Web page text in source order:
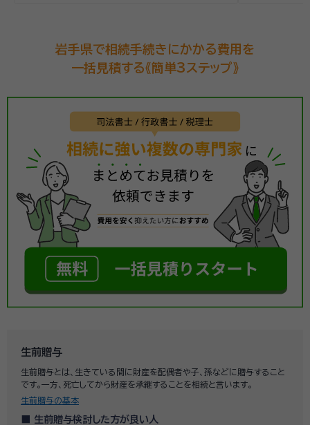
岩手県で相続手続きにかかる費用を
一括見積する《簡単3ステップ》
生前贈与
生前贈与とは、生きている間に財産を配偶者や子、孫などに贈与すること
です。一方、死亡してから財産を承継することを相続と言います。
生前贈与の基本
生前贈与検討した方が良い人